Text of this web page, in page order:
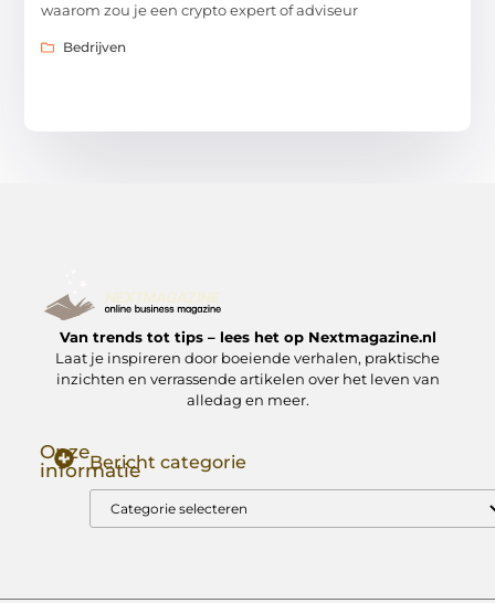
waarom zou je een crypto expert of adviseur
Bedrijven
Van trends tot tips – lees het op Nextmagazine.nl
Laat je inspireren door boeiende verhalen, praktische
inzichten en verrassende artikelen over het leven van
alledag en meer.
Onze
informatieBericht categorie